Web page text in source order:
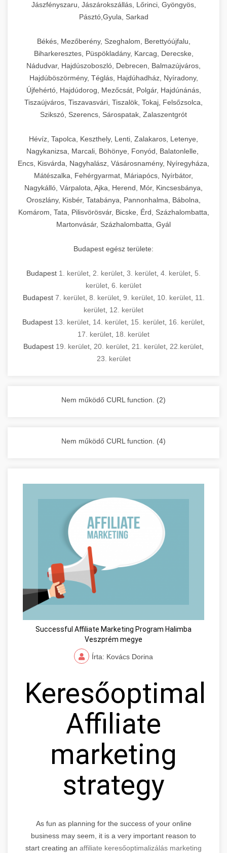
chef-iparikonyhagepek.hu
kereskedelmi mosogatógép és tisztítóberendezések
Biztonságos kezelést biztosító védőburkolatok
és kapcsolók védelmet nyújtanak a kezelők
Sajtreszelő gépek szakmai választéka -
chef-iparikonyhagepek.hu
kereskedelmi sajtreszelő és aprítógépek
feldolgozógépeken (szeletelők, aprítók,
mixerek) át egészen a hűtő- és fagyasztó
kiegészítő eszközökig mindent egy helyen
megtalál. Szakértő tanácsadóink segítenek a
megfelelő berendezések kiválasztásában, a
konyha optimális elrendezésének
megtervezésében, valamint a telepítés és az
üzembe helyezés koordinálásában. Hosszú távú
támogatás biztosítja az Ön nyugalmát és
vállalkozása zavartalan működését.
Nagykonyhai berendezések komplett
választéka - chef-iparikonyhagepek.hu
kereskedelmi konyhai megoldások és komplett
felszerelések
Jászfényszaru, Jászárokszállás, Lőrinci, Gyöngyös,
Pásztó,Gyula, Sarkad
Békés, Mezőberény, Szeghalom, Berettyóújfalu,
Biharkeresztes, Püspökladány, Karcag, Derecske,
Nádudvar, Hajdúszoboszló, Debrecen, Balmazújváros,
Hajdúböszörmény, Téglás, Hajdúhadház, Nyíradony,
Újfehértó, Hajdúdorog, Mezőcsát, Polgár, Hajdúnánás,
Tiszaújváros, Tiszavasvári, Tiszalök, Tokaj, Felsőzsolca,
Szikszó, Szerencs, Sárospatak, Zalaszentgrót
Hévíz, Tapolca, Keszthely, Lenti, Zalakaros, Letenye,
Nagykanizsa, Marcali, Böhönye, Fonyód, Balatonlelle,
Encs, Kisvárda, Nagyhalász, Vásárosnamény, Nyíregyháza,
Mátészalka, Fehérgyarmat, Máriapócs, Nyírbátor,
Nagykálló, Várpalota, Ajka, Herend, Mór, Kincsesbánya,
Oroszlány, Kisbér, Tatabánya, Pannonhalma, Bábolna,
Komárom, Tata, Pilisvörösvár, Bicske, Érd, Százhalombatta,
Martonvásár, Százhalombatta, Gyál
Budapest egész területe:
Budapest 1. kerület 2. kerület 3. kerület 4. kerület 5.
kerület 6. kerület
Budapest 7. kerület, 8. kerület, 9. kerület, 10. kerület, 11.
kerület 12. kerület
Budapest 13. kerület 14. kerület 15. kerület 16. kerület
17. kerület 18. kerület
Budapest 19. kerület 20. kerület 21. kerület 22.kerület
23. kerület
Nem működő CURL function. (2)
Nem működő CURL function. (4)
Successful Affiliate Marketing Program Halimba
Veszprém megye
Írta: Kovács Dorina
Affiliate
marketing
strategy
As fun as planning for the success of your online
business may seem, it is a very important reason to
start creating an affiliate keresőoptimalizálás marketing